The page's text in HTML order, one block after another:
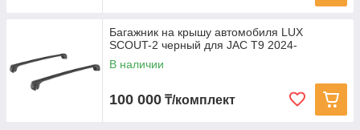
Багажник на крышу автомобиля LUX
SCOUT-2 черный для JAC T9 2024-
В наличии
100 000 ₸/комплект